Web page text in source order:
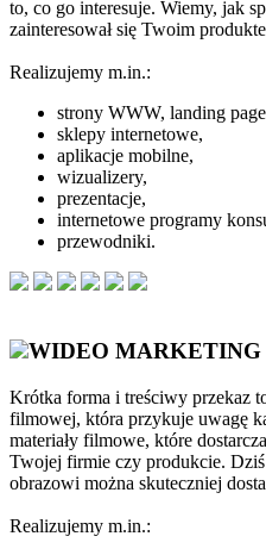
to, co go interesuje. Wiemy, jak
zainteresował się Twoim
Realizujemy m.in.:
strony WWW, landing
sklepy internetowe,
aplikacje mobilne,
wizualizery,
prezentacje,
internetowe programy
przewodniki.
WIDEO MARKETING
Krótka forma i treściwy przekaz
filmowej, która przykuje uwagę
materiały filmowe, które
Twojej firmie czy produkcie.
obrazowi można skuteczniej
Realizujemy m.in.: